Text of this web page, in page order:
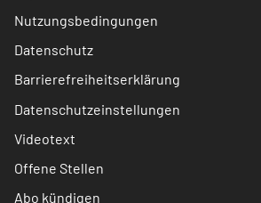
Nutzungsbedingungen
Datenschutz
Barrierefreiheitserklärung
Datenschutzeinstellungen
Videotext
Offene Stellen
Abo kündigen